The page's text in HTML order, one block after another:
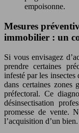
empoisonne.
Mesures
immobilier : un
Si vous envisagez
prendre certaines
infesté par les
dans certaines zones
préfectoral. Ce
désinsectisation
promesse de vente.
l’acquisition d’un bien.